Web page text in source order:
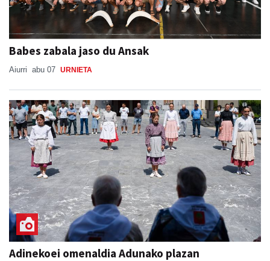
Babes zabala jaso du Ansak
Aiurri abu 07 URNIETA
Adinekoei omenaldia Adunako plazan